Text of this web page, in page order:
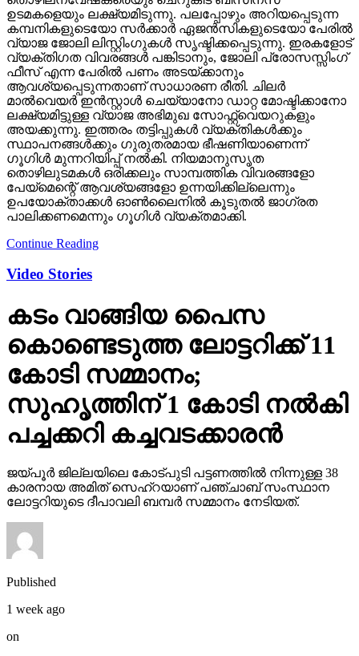
ഉടമകളെയും ലക്ഷ്യമിടുന്നു. പലപ്പോഴും അറിയപ്പെടുന്ന
കമ്പനികളുടെയോ സര്‍ക്കാര്‍ ഏജന്‍സികളുടെയോ പേരില്‍
വ്യാജ ജോലി ലിസ്റ്റിംഗുകള്‍ സൃഷ്ടിക്കപ്പെടുന്നു. ഇരകളോട്
വ്യക്തിഗത വിവരങ്ങള്‍ പങ്കിടാനും, ജോലി പ്രോസസ്സിംഗ്
ഫീസ് എന്ന പേരില്‍ പണം അടയ്ക്കാനും
ആവശ്യപ്പെടുന്നതാണ് സാധാരണ രീതി. ചിലര്‍
മാല്‍വെയര്‍ ഇന്‍സ്റ്റാള്‍ ചെയ്യാനോ ഡാറ്റ മോഷ്ടിക്കാനോ
ലക്ഷ്യമിട്ടുള്ള വ്യാജ അഭിമുഖ സോഫ്റ്റ്‌വെയറുകളും
അയക്കുന്നു. ഇത്തരം തട്ടിപ്പുകള്‍ വ്യക്തികള്‍ക്കും
സ്ഥാപനങ്ങള്‍ക്കും ഗുരുതരമായ ഭീഷണിയാണെന്ന്
ഗൂഗിള്‍ മുന്നറിയിപ്പ് നല്‍കി. നിയമാനുസൃത
തൊഴിലുടമകള്‍ ഒരിക്കലും സാമ്പത്തിക വിവരങ്ങളോ
പേയ്‌മെന്റെ് ആവശ്യങ്ങളോ ഉന്നയിക്കില്ലെന്നും
ഉപയോക്താക്കള്‍ ഓണ്‍ലൈനില്‍ കൂടുതല്‍ ജാഗ്രത
പാലിക്കണമെന്നും ഗൂഗിള്‍ വ്യക്തമാക്കി.
Continue Reading
Video Stories
കടം വാങ്ങിയ പൈസ
കൊണ്ടെടുത്ത ലോട്ടറിക്ക് 11
കോടി സമ്മാനം;
സുഹൃത്തിന് 1 കോടി നല്‍കി
പച്ചക്കറി കച്ചവടക്കാരന്‍
ജയ്പൂര്‍ ജില്ലയിലെ കോട്പുടി പട്ടണത്തില്‍ നിന്നുള്ള 38
കാരനായ അമിത് സെഹ്‌റയാണ് പഞ്ചാബ് സംസ്ഥാന
ലോട്ടറിയുടെ ദീപാവലി ബമ്പര്‍ സമ്മാനം നേടിയത്.
Published
1 week ago
on